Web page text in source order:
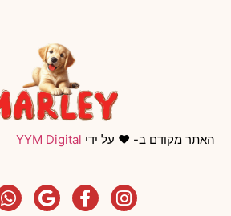
האתר מקודם ב- ❤️ על ידי YYM Digital